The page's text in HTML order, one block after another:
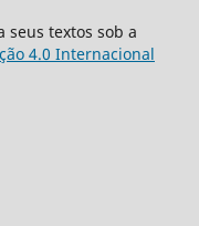
seus textos sob a
4.0 Internacional